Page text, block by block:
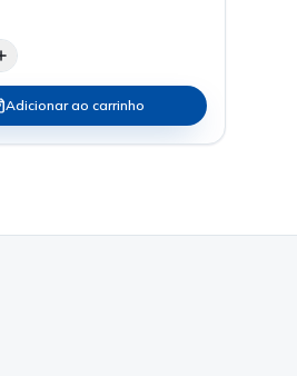
Adicionar ao carrinho